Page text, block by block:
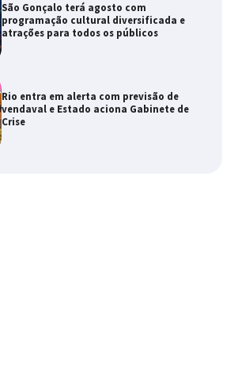
São Gonçalo terá agosto com
programação cultural diversificada e
atrações para todos os públicos
Rio entra em alerta com previsão de
vendaval e Estado aciona Gabinete de
Crise